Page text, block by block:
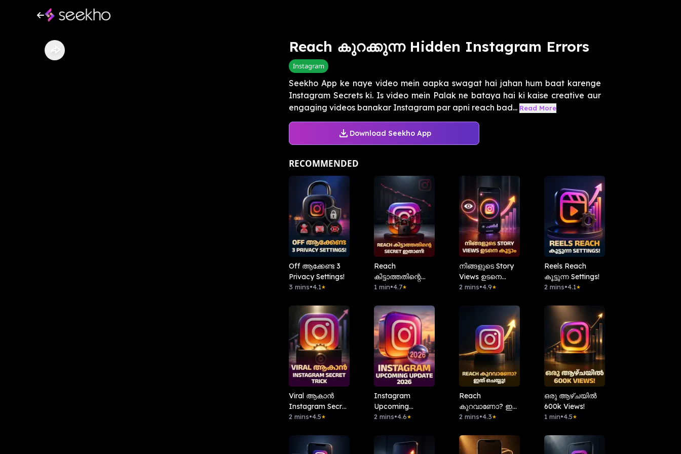
Reach കുറക്കുന്ന Hidden Instagram Errors
Instagram
Seekho App ke naye video mein aapka swagat hai jahan hum baat karenge
Instagram Secrets ki. Is video mein Palak ne bataya hai ki kaise creative aur
engaging videos banakar Instagram par apni reach bad... Read More
Download Seekho App
RECOMMENDED
Off ആക്കേണ്ട 3
Privacy Settings!
3 mins•4.1★
Reach
കിട്ടാത്തതിന്റെ
Secret ഇതാണ്!
1 min•4.7★
നിങ്ങളുടെ Story
Views ഉടനെ
കൂട്ടാം
2 mins•4.9★
Reels Reach
കൂട്ടുന്ന Settings!
2 mins•4.1★
Viral ആകാൻ
Instagram Secret
Trick
2 mins•4.5★
Instagram
Upcoming
Update 2026
2 mins•4.6★
Reach
കുറവാണോ? ഇത്
ചെയ്യൂ!
2 mins•4.3★
ഒരു ആഴ്ചയിൽ
600k Views!
1 min•4.5★